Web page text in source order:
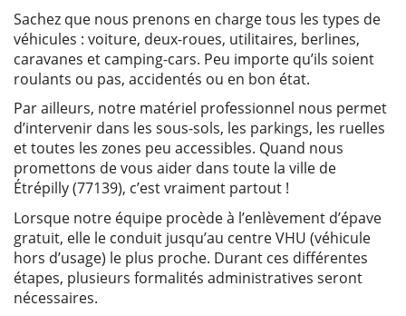
Sachez que nous prenons en charge tous les types de
véhicules : voiture, deux-roues, utilitaires, berlines,
caravanes et camping-cars. Peu importe qu’ils soient
roulants ou pas, accidentés ou en bon état.
Par ailleurs, notre matériel professionnel nous permet
d’intervenir dans les sous-sols, les parkings, les ruelles
et toutes les zones peu accessibles. Quand nous
promettons de vous aider dans toute la ville de
Étrépilly (77139), c’est vraiment partout !
Lorsque notre équipe procède à l’enlèvement d’épave
gratuit, elle le conduit jusqu’au centre VHU (véhicule
hors d’usage) le plus proche. Durant ces différentes
étapes, plusieurs formalités administratives seront
nécessaires.